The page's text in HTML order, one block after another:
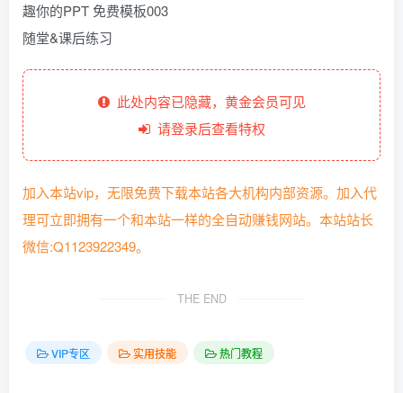
趣你的PPT 免费模板003
随堂&课后练习
此处内容已隐藏，黄金会员可见
请登录后查看特权
加入本站vip，无限免费下载本站各大机构内部资源。加入代
理可立即拥有一个和本站一样的全自动赚钱网站。本站站长
微信:Q1123922349。
THE END
VIP专区 实用技能 热门教程